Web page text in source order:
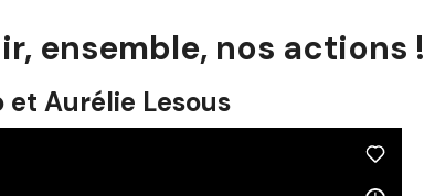
ensemble, nos actions !
Aurélie Lesous